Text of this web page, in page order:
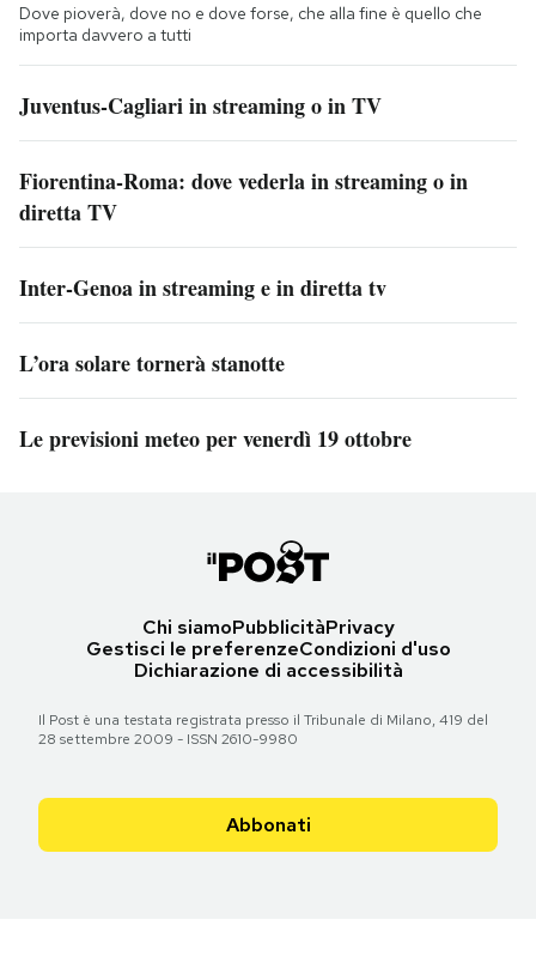
Dove pioverà, dove no e dove forse, che alla fine è quello che
importa davvero a tutti
Juventus-Cagliari in streaming o in TV
Fiorentina-Roma: dove vederla in streaming o in
diretta TV
Inter-Genoa in streaming e in diretta tv
L’ora solare tornerà stanotte
Le previsioni meteo per venerdì 19 ottobre
Chi siamoPubblicitàPrivacy
Gestisci le preferenzeCondizioni d'uso
Dichiarazione di accessibilità
Il Post è una testata registrata presso il Tribunale di Milano, 419 del
28 settembre 2009 - ISSN 2610-9980
Abbonati